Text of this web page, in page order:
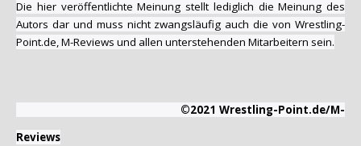
Die hier veröffentlichte Meinung stellt lediglich die Meinung des
Autors dar und muss nicht zwangsläufig auch die von Wrestling-
Point.de, M-Reviews und allen unterstehenden Mitarbeitern sein.
©2021 Wrestling-Point.de/M-
Reviews